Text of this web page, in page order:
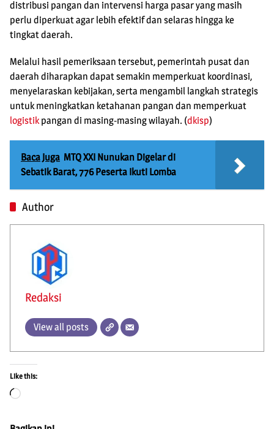
distribusi pangan dan intervensi harga pasar yang masih
perlu diperkuat agar lebih efektif dan selaras hingga ke
tingkat daerah.
Melalui hasil pemeriksaan tersebut, pemerintah pusat dan
daerah diharapkan dapat semakin memperkuat koordinasi,
menyelaraskan kebijakan, serta mengambil langkah strategis
untuk meningkatkan ketahanan pangan dan memperkuat
logistikpangan di masing-masing wilayah. (dkisp)
Baca Juga MTQ XXI Nunukan Digelar di
Sebatik Barat, 776 Peserta Ikuti Lomba
Author
Redaksi
View all posts
Like this:
Loading…